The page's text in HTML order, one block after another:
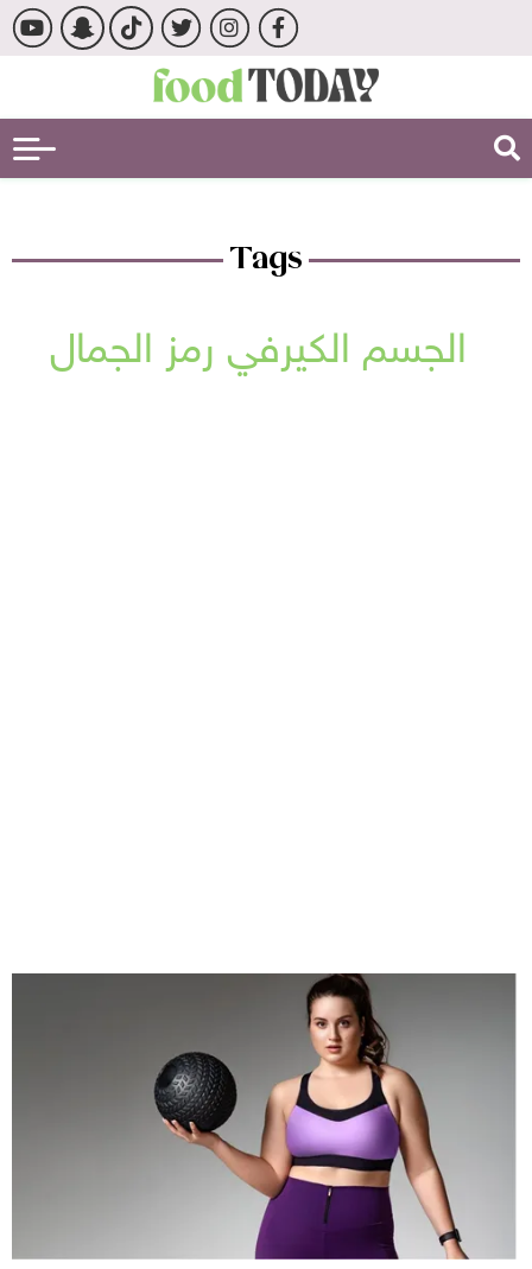
Tags
الجسم الكيرفي رمز الجمال